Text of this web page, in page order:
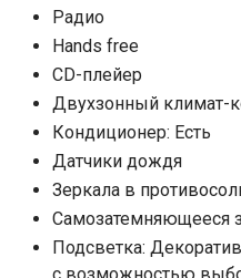
Радио
Hands free
CD-плейер
Двухзонный климат-
Кондиционер: Есть
Датчики дождя
Зеркала в
Самозатемняющееся
Подсветка: